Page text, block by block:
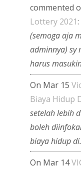
commented
Lottery 2021:
(semoga aja
adminnya) sy
harus
On Mar 15
Biaya Hidup
setelah lebih
boleh
biaya hidup
On Mar 14